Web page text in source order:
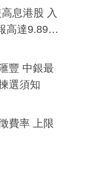
息港股 入
高達9.89
豐 中銀最
選須知
費率 上限